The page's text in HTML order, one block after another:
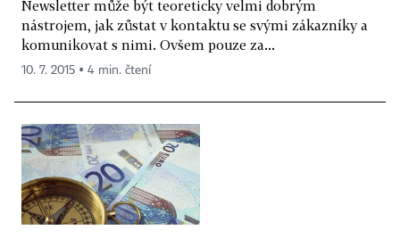
Newsletter může být teoreticky velmi dobrým
nástrojem, jak zůstat v kontaktu se svými zákazníky a
komunikovat s nimi. Ovšem pouze za...
10. 7. 2015 ▪ 4 min. čtení